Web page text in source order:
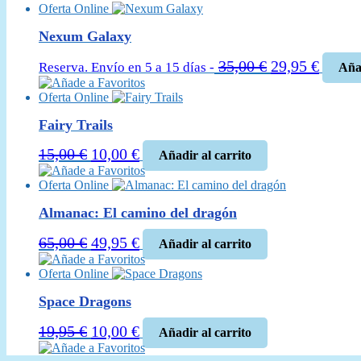
Oferta Online
Nexum Galaxy
Reserva. Envío en 5 a 15 días - 35,00€ El
29,95 €El
precio
Añade a Favoritos
Oferta Online
Fairy Trails
15,00€ El
precio
original
era:
10,00 €El
precio
actual
es:
10,00 €.
Añadir al carrito
Añade a Favoritos
Oferta Online
Almanac: El camino del dragón
65,00€ El
precio
original
era:
49,95 €El
precio
actual
49,95 €.
Añadir al carrito
Añade a Favoritos
Oferta Online
Space Dragons
19,95€ El
precio
10,00 €El
precio
Añadir al carrito
Añade a Favoritos